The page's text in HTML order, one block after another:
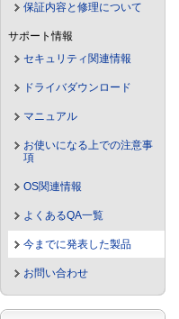
保証内容と修理について
サポート情報
セキュリティ関連情報
ドライバダウンロード
マニュアル
お使いになる上での注意事
項
OS関連情報
よくあるQA一覧
今までに発表した製品
お問い合わせ